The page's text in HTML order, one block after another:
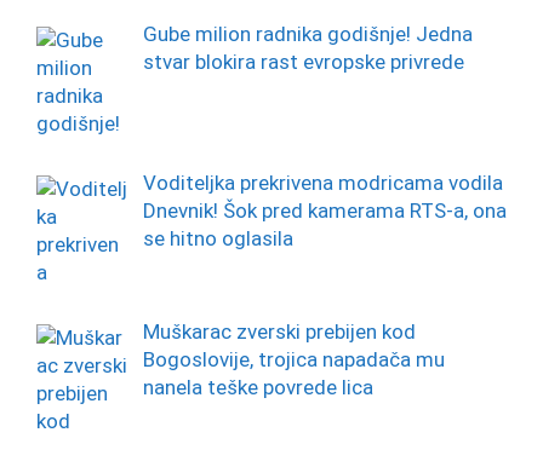
Gube milion radnika godišnje! Jedna
stvar blokira rast evropske privrede
Voditeljka prekrivena modricama vodila
Dnevnik! Šok pred kamerama RTS-a, ona
se hitno oglasila
Muškarac zverski prebijen kod
Bogoslovije, trojica napadača mu
nanela teške povrede lica